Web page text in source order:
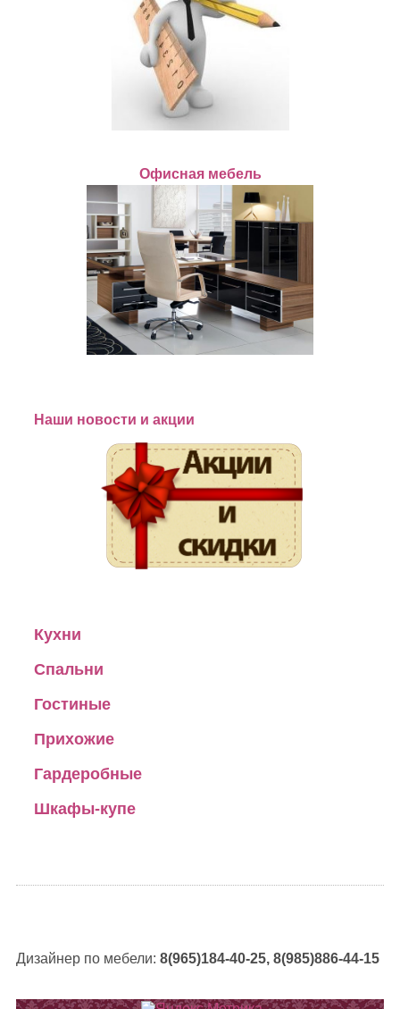
Офисная мебель
Наши новости и акции
Кухни
Спальни
Гостиные
Прихожие
Гардеробные
Шкафы-купе
Дизайнер по мебели: 8(965)184-40-25, 8(985)886-44-15